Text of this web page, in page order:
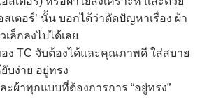
สเตอร์’ นั้น บอกได้ว่าตัดปัญหาเรื่อง ผ้า
ล็กลงไปได้เลย
ง TC จับต้องได้และคุณภาพดี ใส่สบาย
บง่าย อยู่ทรง
ะผ้าทุกแบบที่ต้องการการ “อยู่ทรง”